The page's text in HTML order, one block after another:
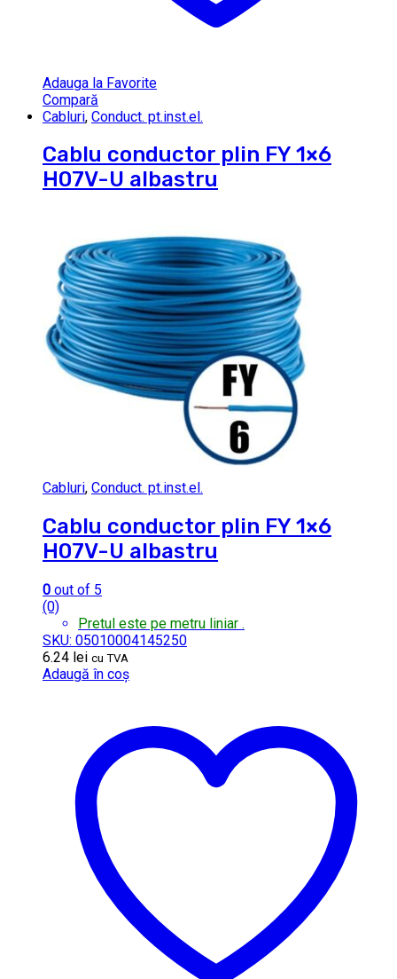
Adauga la Favorite
Compară
Cabluri, Conduct. pt.inst.el.
Cablu conductor plin FY 1×6
H07V-U albastru
Cabluri, Conduct. pt.inst.el.
Cablu conductor plin FY 1×6
H07V-U albastru
0 out of 5
(0)
Pretul este pe metru liniar .
SKU: 05010004145250
6.24 lei cu TVA
Adaugă în coș